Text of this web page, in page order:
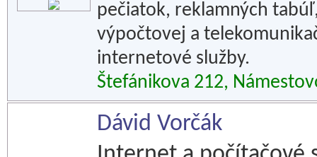
pečiatok, reklamných
výpočtovej a
internetové služby.
Štefánikova 212,
Dávid Vorčák